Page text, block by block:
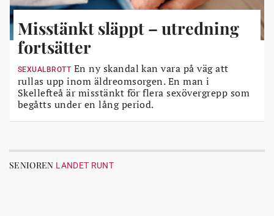
Misstänkt släppt – utredning
fortsätter
SEXUALBROTT En ny skandal kan vara på väg att
rullas upp inom äldreomsorgen. En man i
Skellefteå är misstänkt för flera sexövergrepp som
begåtts under en lång period.
SENIOREN LANDET RUNT